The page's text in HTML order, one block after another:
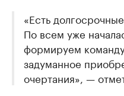
«Есть
По всем уже
формируем
задуманное
очертания», —